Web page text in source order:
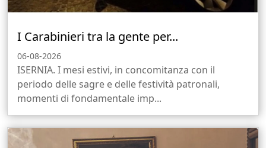
I Carabinieri tra la gente per...
06-08-2026
ISERNIA. I mesi estivi, in concomitanza con il
periodo delle sagre e delle festività patronali,
momenti di fondamentale imp...